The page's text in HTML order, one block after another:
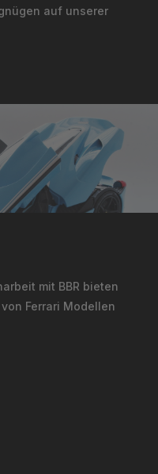
auf unserer
mit BBR bieten
Ferrari Modellen